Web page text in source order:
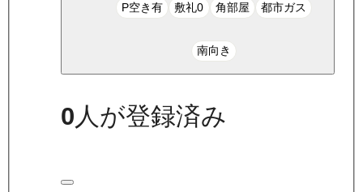
P空き有 敷礼0 角部屋 都市ガス
南向き
0人が登録済み